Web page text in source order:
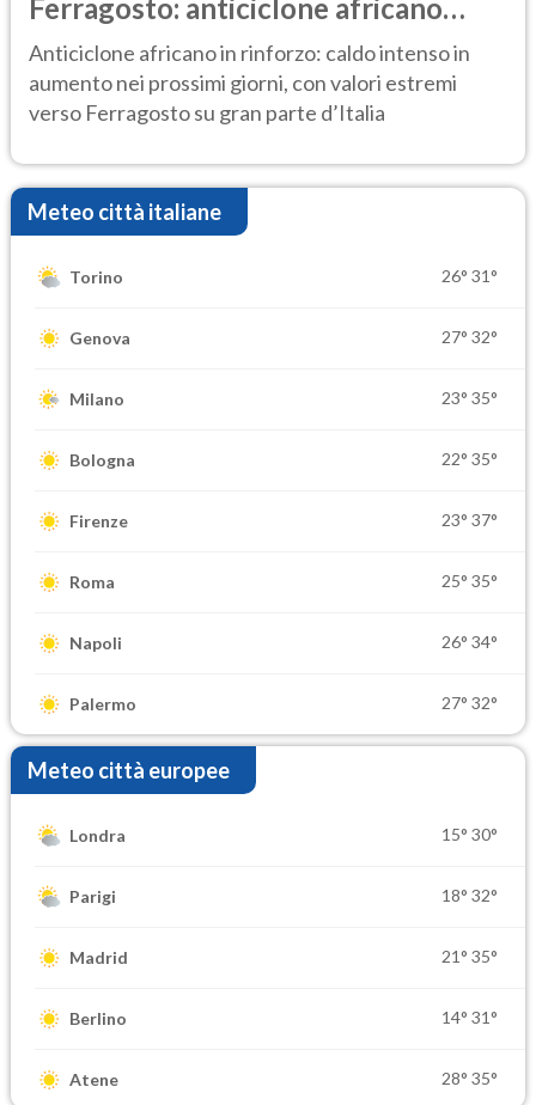
Ferragosto: anticiclone africano
ancora protagonista
Anticiclone africano in rinforzo: caldo intenso in
aumento nei prossimi giorni, con valori estremi
verso Ferragosto su gran parte d’Italia
Meteo città italiane
Torino 26° 31°
Genova 27° 32°
Milano 23° 35°
Bologna 22° 35°
Firenze 23° 37°
Roma 25° 35°
Napoli 26° 34°
Palermo 27° 32°
Meteo città europee
Londra 15° 30°
Parigi 18° 32°
Madrid 21° 35°
Berlino 14° 31°
Atene 28° 35°